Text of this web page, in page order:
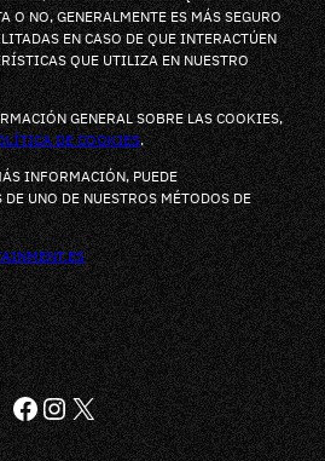
O NO, GENERALMENTE ES MÁS SEGURO
EN CASO DE QUE INTERACTÚEN
QUE UTILIZA EN NUESTRO
GENERAL SOBRE LAS COOKIES,
DE COOKIES.
INFORMACIÓN, PUEDE
UNO DE NUESTROS MÉTODOS DE
FACEBOOK
INSTAGRAM
X